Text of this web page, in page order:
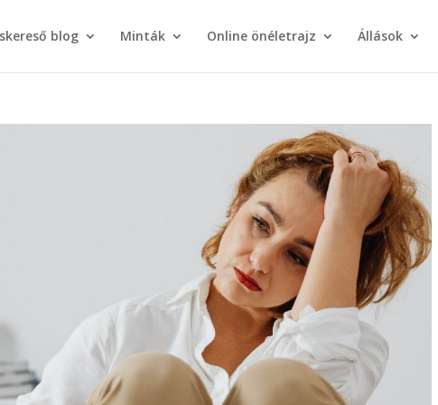
blog Minták Online önéletrajz Állások